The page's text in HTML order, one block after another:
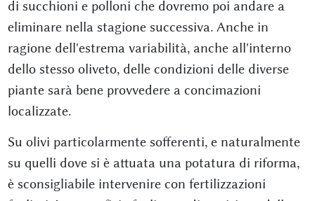
di succhioni e polloni che dovremo poi andare a
eliminare nella stagione successiva. Anche in
ragione dell'estrema variabilità, anche all'interno
dello stesso oliveto, delle condizioni delle diverse
piante sarà bene provvedere a concimazioni
localizzate.
Su olivi particolarmente sofferenti, e naturalmente
su quelli dove si è attuata una potatura di riforma,
è sconsigliabile intervenire con fertilizzazioni